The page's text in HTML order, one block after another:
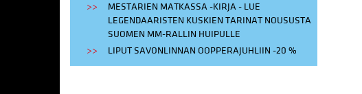
MESTARIEN MATKASSA -KIRJA - LUE
LEGENDAARISTEN KUSKIEN TARINAT NOUSUSTA
SUOMEN MM-RALLIN HUIPULLE
LIPUT SAVONLINNAN OOPPERAJUHLIIN -20 %